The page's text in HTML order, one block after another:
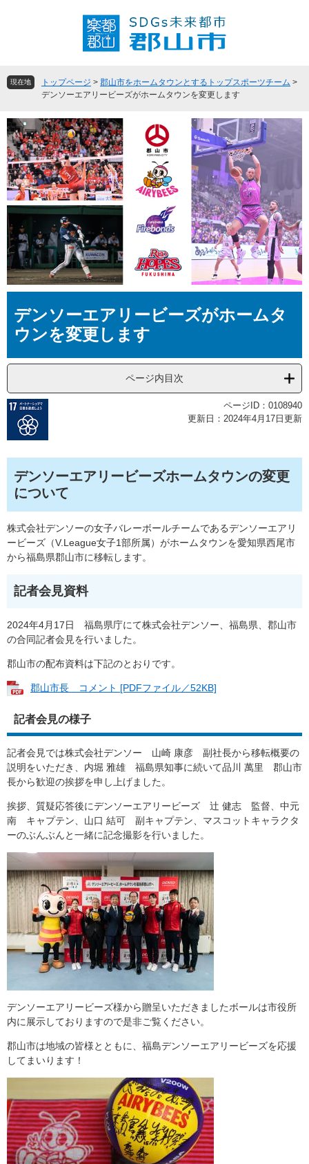
頭
。
飛
て
本
文
へ
現在地 トップページ > 郡山市をホームタウンとするトップスポーツチーム >
デンソーエアリービーズがホームタウンを変更します
文デンソーエアリービーズがホームタ
ウンを変更します
ページ内目次
ページID：0108940
更新日：2024年4月17日更新
デンソーエアリービーズホームタウンの変更
について
株式会社デンソーの女子バレーボールチームであるデンソーエアリ
ービーズ（V.League女子1部所属）がホームタウンを愛知県西尾市
から福島県郡山市に移転します。
記者会見資料
2024年4月17日 福島県庁にて株式会社デンソー、福島県、郡山市
の合同記者会見を行いました。
郡山市の配布資料は下記のとおりです。
郡山市長 コメント [PDFファイル／52KB]
記者会見の様子
記者会見では株式会社デンソー 山崎 康彦 副社長から移転概要の
説明をいただき、内堀 雅雄 福島県知事に続いて品川 萬里 郡山市
長から歓迎の挨拶を申し上げました。
挨拶、質疑応答後にデンソーエアリービーズ 辻 健志 監督、中元
南 キャプテン、山口 結可 副キャプテン、マスコットキャラクタ
ーのぶんぶんと一緒に記念撮影を行いました。
デンソーエアリービーズ様から贈呈いただきましたボールは市役所
内に展示しておりますので是非ご覧ください。
郡山市は地域の皆様とともに、福島デンソーエアリービーズを応援
してまいります！